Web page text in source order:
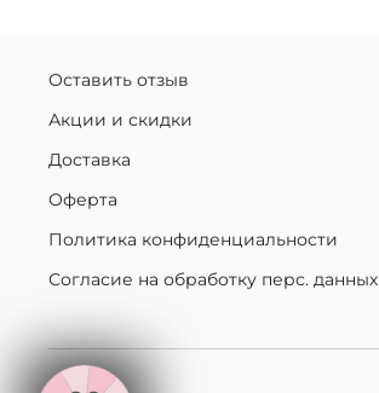
Оставить отзыв
Акции и скидки
Доставка
Оферта
Политика конфиденциальности
Согласие на обработку перс. данных